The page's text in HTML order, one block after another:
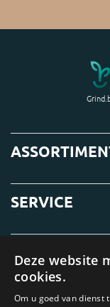
SERVICE
OVER ONS
Deze website
cookies.
Om u goed van dienst